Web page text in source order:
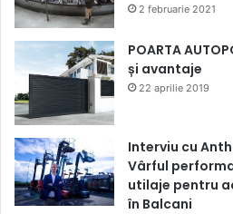
2 februarie 2021
POARTA
și avantaje
22 aprilie 2019
Interviu cu
Vârful
utilaje pentru
în Balcani